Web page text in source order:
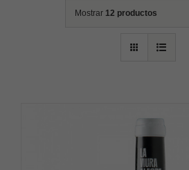
Mostrar 12 productos